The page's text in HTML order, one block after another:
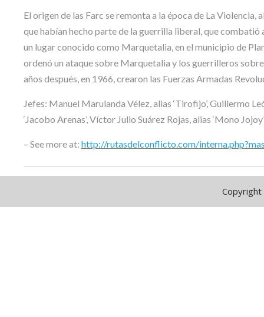
El origen de las Farc se remonta a la época de La
que habían hecho parte de la guerrilla liberal, que combatió
un lugar conocido como Marquetalia, en el municipio de
ordenó un ataque sobre Marquetalia y los guerrilleros
años después, en 1966, crearon las Fuerzas Armadas
Jefes: Manuel Marulanda Vélez, alias ‘Tirofijo’, Guillermo
‘Jacobo Arenas’, Víctor Julio Suárez Rojas, alias ‘Mono
– See more at: http://rutasdelconflicto.com/
Copyright